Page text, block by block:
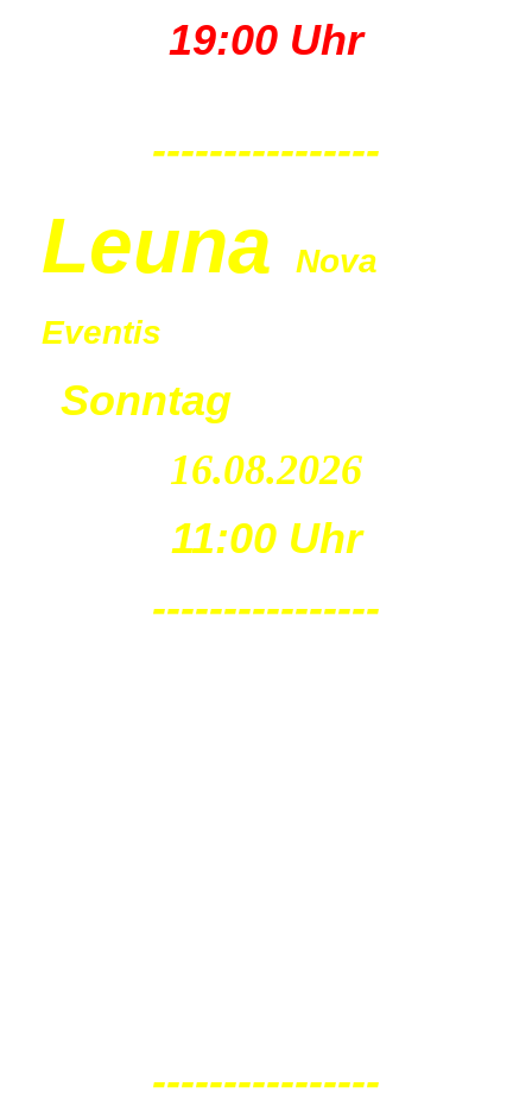
19:00 Uhr
----------------
Leuna
Nova
Eventis
Sonntag
16.08.2026
11:00 Uhr
----------------
----------------